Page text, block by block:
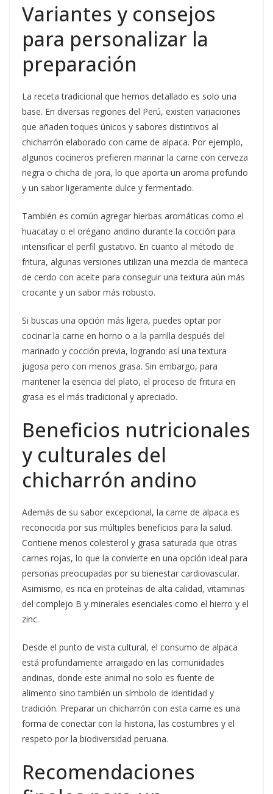
Variantes y consejos
para personalizar la
preparación
La receta tradicional que hemos detallado es solo una
base. En diversas regiones del Perú, existen variaciones
que añaden toques únicos y sabores distintivos al
chicharrón elaborado con carne de alpaca. Por ejemplo,
algunos cocineros prefieren marinar la carne con cerveza
negra o chicha de jora, lo que aporta un aroma profundo
y un sabor ligeramente dulce y fermentado.
También es común agregar hierbas aromáticas como el
huacatay o el orégano andino durante la cocción para
intensificar el perfil gustativo. En cuanto al método de
fritura, algunas versiones utilizan una mezcla de manteca
de cerdo con aceite para conseguir una textura aún más
crocante y un sabor más robusto.
Si buscas una opción más ligera, puedes optar por
cocinar la carne en horno o a la parrilla después del
marinado y cocción previa, logrando así una textura
jugosa pero con menos grasa. Sin embargo, para
mantener la esencia del plato, el proceso de fritura en
grasa es el más tradicional y apreciado.
Beneficios nutricionales
y culturales del
chicharrón andino
Además de su sabor excepcional, la carne de alpaca es
reconocida por sus múltiples beneficios para la salud.
Contiene menos colesterol y grasa saturada que otras
carnes rojas, lo que la convierte en una opción ideal para
personas preocupadas por su bienestar cardiovascular.
Asimismo, es rica en proteínas de alta calidad, vitaminas
del complejo B y minerales esenciales como el hierro y el
zinc.
Desde el punto de vista cultural, el consumo de alpaca
está profundamente arraigado en las comunidades
andinas, donde este animal no solo es fuente de
alimento sino también un símbolo de identidad y
tradición. Preparar un chicharrón con esta carne es una
forma de conectar con la historia, las costumbres y el
respeto por la biodiversidad peruana.
Recomendaciones